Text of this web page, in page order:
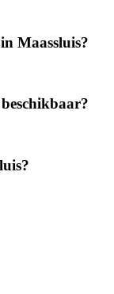
Maassluis?